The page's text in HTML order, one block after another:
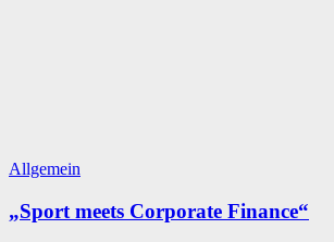
Allgemein
„Sport meets Corporate Finance“